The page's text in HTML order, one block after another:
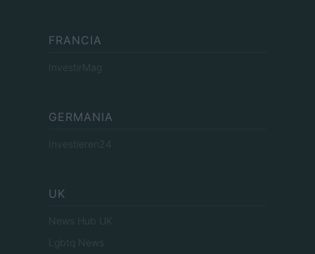
FRANCIA
InvestirMag
GERMANIA
Investieren24
UK
News Hub UK
Lgbtq News